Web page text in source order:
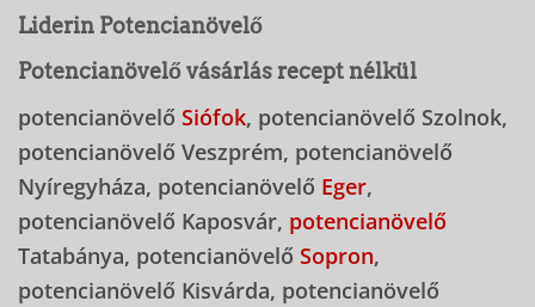
Liderin Potencianövelő
Potencianövelő vásárlás recept nélkül
potencianövelő Siófok, potencianövelő Szolnok,
potencianövelő Veszprém, potencianövelő
Nyíregyháza, potencianövelő Eger,
potencianövelő Kaposvár, potencianövelő
Tatabánya, potencianövelő Sopron,
potencianövelő Kisvárda, potencianövelő